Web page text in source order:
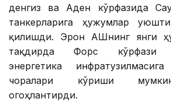
денгиз ва Аден кўрфазида
танкерларига ҳужумлар
қилишди. Эрон АҚШнинг янги
тақдирда Форс кўрфази
энергетика
чоралари кўриши
огоҳлантирди.